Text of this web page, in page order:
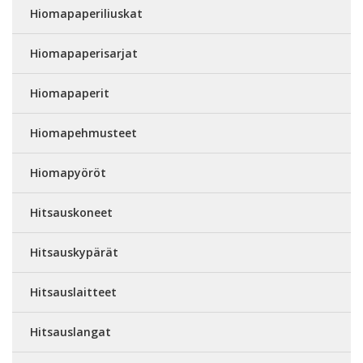
Hiomapaperiliuskat
Hiomapaperisarjat
Hiomapaperit
Hiomapehmusteet
Hiomapyöröt
Hitsauskoneet
Hitsauskypärät
Hitsauslaitteet
Hitsauslangat